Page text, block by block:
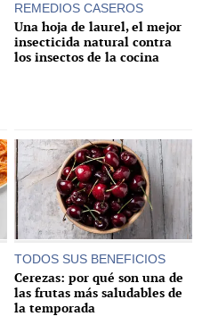
REMEDIOS CASEROS
Una hoja de laurel, el mejor
insecticida natural contra
los insectos de la cocina
TODOS SUS BENEFICIOS
Cerezas: por qué son una de
las frutas más saludables de
la temporada